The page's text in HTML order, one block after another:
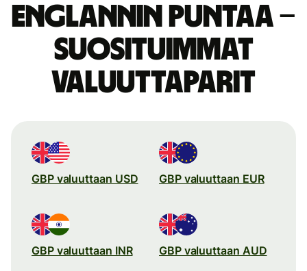
Englannin puntaa –
suosituimmat
valuuttaparit
GBP valuuttaan USD GBP valuuttaan EUR
GBP valuuttaan INR GBP valuuttaan AUD